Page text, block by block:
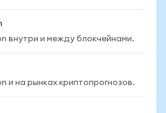
внутри и между блокчейнами.
и на рынках криптопрогнозов.